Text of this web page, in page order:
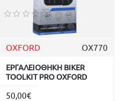
OXFORD OX770
ΕΡΓΑΛΕΙΟΘΗΚΗ BIKER
TOOLKIT PRO OXFORD
50,00€